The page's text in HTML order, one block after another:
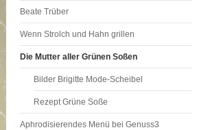
Beate Trüber
Wenn Strolch und Hahn grillen
Die Mutter aller Grünen Soßen
Bilder Brigitte Mode-Scheibel
Rezept Grüne Soße
Aphrodisierendes Menü bei Genuss3